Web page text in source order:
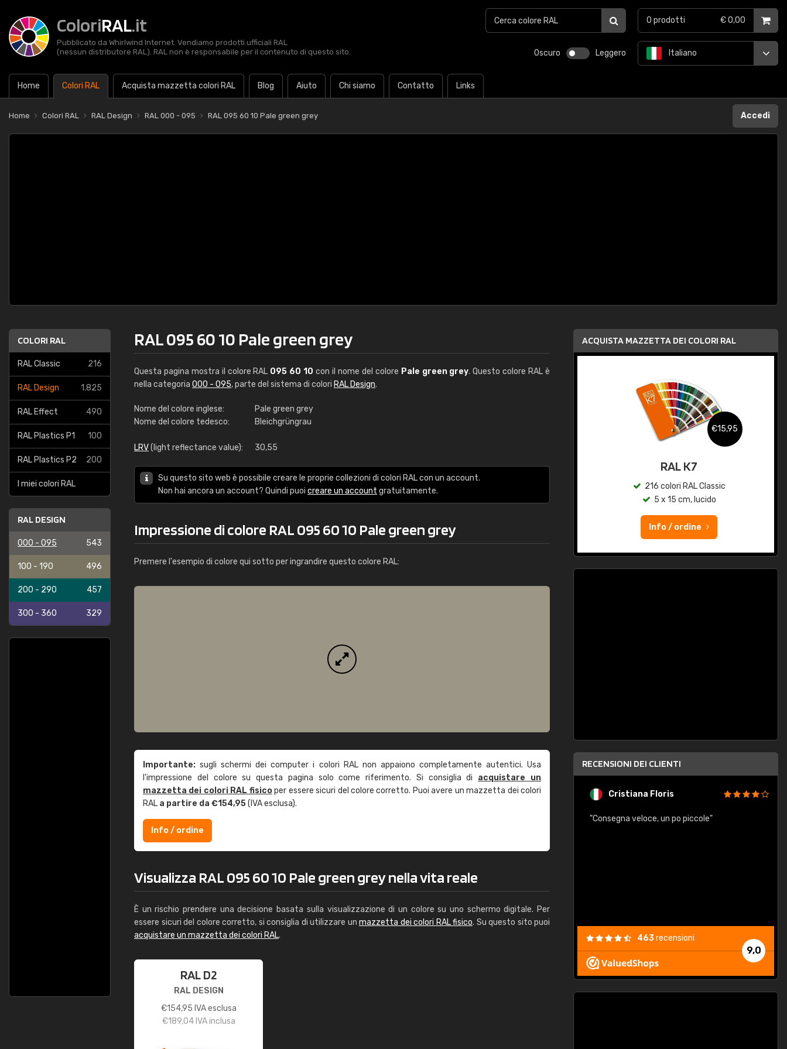
ColoriRAL.it
Pubblicato da Whirlwind Internet. Vendiamo prodotti ufficiali RAL
(nessun distributore RAL). RAL non è responsabile per il contenuto di questo sito.
Oscuro Leggero
Home Colori RAL Acquista mazzetta colori RAL Blog Aiuto Chi siamo Contatto Links
Italiano
0 prodotti € 0,00
Home Colori RAL RAL Design RAL 000 - 095 RAL 095 60 10 Pale green grey Accedi
COLORI RAL
RAL Classic 216
RAL Design 1.825
RAL Effect 490
RAL Plastics P1 100
RAL Plastics P2 200
I miei colori RAL
RAL DESIGN
000 - 095 543
100 - 190 496
200 - 290 457
300 - 360 329
RAL 095 60 10 Pale green grey
Questa pagina mostra il colore RAL 095 60 10 con il nome del colore Pale green grey. Questo colore RAL è
nella categoria 000 - 095, parte del sistema di colori RAL Design.
Nome del colore inglese:
Pale green grey
Nome del colore tedesco:
Bleichgrüngrau
LRV(light reflectance value): 30,55
Su questo sito web è possibile creare le proprie collezioni di colori RAL con un account.
Non hai ancora un account? Quindi puoi creare un account gratuitamente.
Impressione di colore RAL 095 60 10 Pale green grey
Premere l'esempio di colore qui sotto per ingrandire questo colore RAL:
Importante: sugli schermi dei computer i colori RAL non appaiono completamente autentici. Usa
l'impressione del colore su questa pagina solo come riferimento. Si consiglia di acquistare un
mazzetta dei colori RAL fisicoper essere sicuri del colore corretto. Puoi avere un mazzetta dei colori
RAL a partire da €154,95(IVA esclusa).
Info / ordine
Visualizza RAL 095 60 10 Pale green grey nella vita reale
È un rischio prendere una decisione basata sulla visualizzazione di un colore su uno schermo digitale. Per
essere sicuri del colore corretto, si consiglia di utilizzare un mazzetta dei colori RAL fisico. Su questo sito puoi
acquistare un mazzetta dei colori RAL.
RAL D2
RAL DESIGN
€154,95 IVA esclusa
€189,04IVA inclusa
ACQUISTA MAZZETTA DEI COLORI RAL
RAL K7 a base d'acqua
Info / ordine
€15,95
RAL K7
216 colori RAL Classic
5 x 15 cm, lucido
Info / ordine
RECENSIONI DEI CLIENTI
Caterina Maifredi Cristiana Floris
"Consegna veloce, un po piccole"
9,0
463recensioni